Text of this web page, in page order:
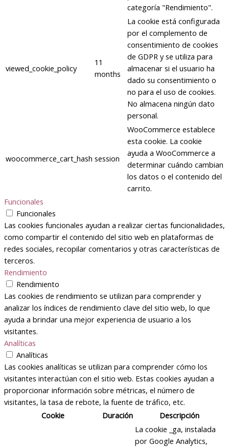
categoría "Rendimiento".
viewed_cookie_policy
11
months
La cookie está configurada
por el complemento de
consentimiento de cookies
de GDPR y se utiliza para
almacenar si el usuario ha
dado su consentimiento o
no para el uso de cookies.
No almacena ningún dato
personal.
woocommerce_cart_hash session
WooCommerce establece
esta cookie. La cookie
ayuda a WooCommerce a
determinar cuándo cambian
los datos o el contenido del
carrito.
Funcionales
Funcionales
Las cookies funcionales ayudan a realizar ciertas funcionalidades,
como compartir el contenido del sitio web en plataformas de
redes sociales, recopilar comentarios y otras características de
terceros.
Rendimiento
Rendimiento
Las cookies de rendimiento se utilizan para comprender y
analizar los índices de rendimiento clave del sitio web, lo que
ayuda a brindar una mejor experiencia de usuario a los
visitantes.
Analíticas
Analíticas
Las cookies analíticas se utilizan para comprender cómo los
visitantes interactúan con el sitio web. Estas cookies ayudan a
proporcionar información sobre métricas, el número de
visitantes, la tasa de rebote, la fuente de tráfico, etc.
Cookie
Duración Descripción
La cookie _ga, instalada
por Google Analytics,